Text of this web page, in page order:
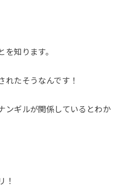
知ります。
れたそうなんです！
ンギルが関係しているとわか
！